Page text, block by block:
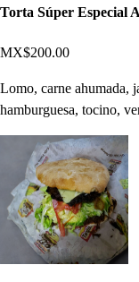
Torta Súper Especial
MX$200.00
Lomo, carne ahumada,
hamburguesa, tocino,